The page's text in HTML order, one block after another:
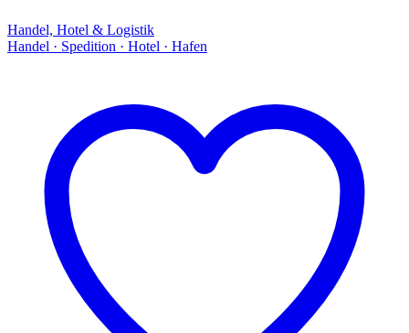
Handel, Hotel & Logistik
Handel · Spedition · Hotel · Hafen